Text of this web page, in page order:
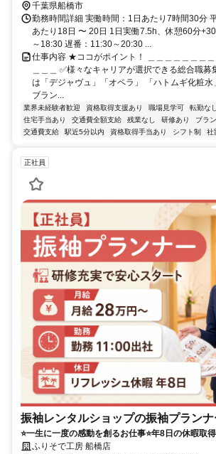
千葉県船橋市
勤務時間詳細 実働時間：1日あたり7時間30分
あたり18日 〜 20日 1日実働7.5h、休憩60分
～18:30 遅番：11:30～20:30 ...
仕事内容 ★ココがポイント！ ＿＿＿＿＿＿＿＿
＿＿＿ ✅様々なキャリアが選択できる総合職
は「デジャヴュ」「オペラ」 「ハトムギ化粧水
ブラン...
業界未経験者歓迎 資格取得支援あり 職場見学可 転勤なし
住宅手当あり
交通費全額支給 残業なし 研修あり ブラ
交通費支給
駅近5分以内 資格取得手当あり シフト制 社
正社員
振袖レンタルショップの振袖プランナ
⭐一生に一度の感動を創るお仕事⭐年8日の休暇取
ふりそで工房 船橋店